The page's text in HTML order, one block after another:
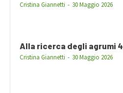
Cristina Giannetti - 30 Maggio 2026
Alla ricerca degli agrumi 4
Cristina Giannetti - 30 Maggio 2026